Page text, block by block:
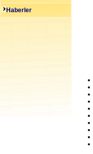
Haberler